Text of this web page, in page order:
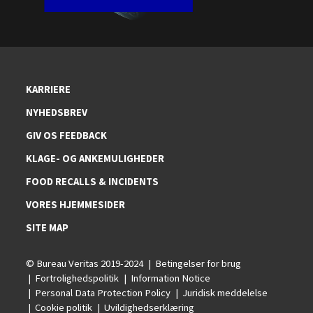
KARRIERE
NYHEDSBREV
GIV OS FEEDBACK
KLAGE- OG ANKEMULIGHEDER
FOOD RECALLS & INCIDENTS
VORES HJEMMESIDER
SITE MAP
© Bureau Veritas 2019-2024
Betingelser for brug
Fortrolighedspolitik
Information Notice
Personal Data Protection Policy
Juridisk meddelelse
Cookie politik
Uvildighedserklæring